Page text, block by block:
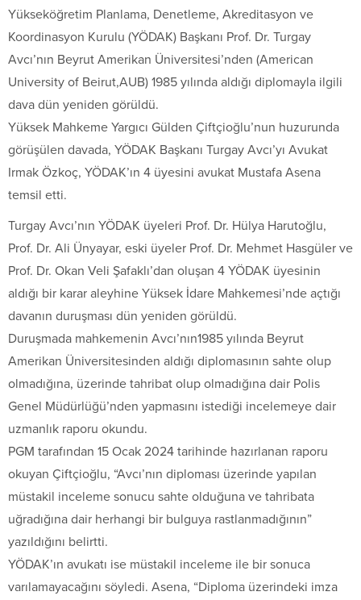
Yükseköğretim Planlama, Denetleme, Akreditasyon ve
Koordinasyon Kurulu (YÖDAK) Başkanı Prof. Dr. Turgay
Avcı’nın Beyrut Amerikan Üniversitesi’nden (American
University of Beirut,AUB) 1985 yılında aldığı diplomayla ilgili
dava dün yeniden görüldü.
Yüksek Mahkeme Yargıcı Gülden Çiftçioğlu’nun huzurunda
görüşülen davada, YÖDAK Başkanı Turgay Avcı’yı Avukat
Irmak Özkoç, YÖDAK’ın 4 üyesini avukat Mustafa Asena
temsil etti.
Turgay Avcı’nın YÖDAK üyeleri Prof. Dr. Hülya Harutoğlu,
Prof. Dr. Ali Ünyayar, eski üyeler Prof. Dr. Mehmet Hasgüler ve
Prof. Dr. Okan Veli Şafaklı’dan oluşan 4 YÖDAK üyesinin
aldığı bir karar aleyhine Yüksek İdare Mahkemesi’nde açtığı
davanın duruşması dün yeniden görüldü.
Duruşmada mahkemenin Avcı’nın1985 yılında Beyrut
Amerikan Üniversitesinden aldığı diplomasının sahte olup
olmadığına, üzerinde tahribat olup olmadığına dair Polis
Genel Müdürlüğü’nden yapmasını istediği incelemeye dair
uzmanlık raporu okundu.
PGM tarafından 15 Ocak 2024 tarihinde hazırlanan raporu
okuyan Çiftçioğlu, “Avcı’nın diploması üzerinde yapılan
müstakil inceleme sonucu sahte olduğuna ve tahribata
uğradığına dair herhangi bir bulguya rastlanmadığının”
yazıldığını belirtti.
YÖDAK’ın avukatı ise müstakil inceleme ile bir sonuca
varılamayacağını söyledi. Asena, “Diploma üzerindeki imza